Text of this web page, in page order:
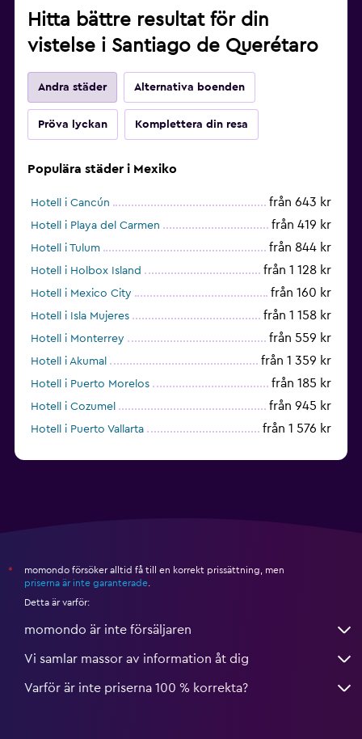
Hitta bättre resultat för din
vistelse i Santiago de Querétaro
Andra städer Alternativa boenden
Pröva lyckan Komplettera din resa
Populära städer i Mexiko
Hotell i Cancún från 643 kr
Hotell i Playa del Carmen från 419 kr
Hotell i Tulum från 844 kr
Hotell i Holbox Island från 1 128 kr
Hotell i Mexico City från 160 kr
Hotell i Isla Mujeres från 1 158 kr
Hotell i Monterrey från 559 kr
Hotell i Akumal från 1 359 kr
Hotell i Puerto Morelos från 185 kr
Hotell i Cozumel från 945 kr
Hotell i Puerto Vallarta från 1 576 kr
*
momondo försöker alltid få till en korrekt prissättning, men
priserna är inte garanterade
Detta är varför:
momondo är inte försäljaren
Vi samlar massor av information åt dig
Varför är inte priserna 100 % korrekta?